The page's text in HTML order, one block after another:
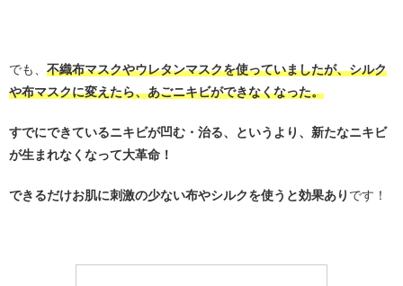
でも、 不織布マスクやウレタンマスクを使っていましたが、シルク
や布マスクに変えたら、あごニキビができなくなった。
すでにできているニキビが凹む・治る、というより、新たなニキビ
が生まれなくなって大革命！
できるだけお肌に刺激の少ない布やシルクを使うと効果あり です！